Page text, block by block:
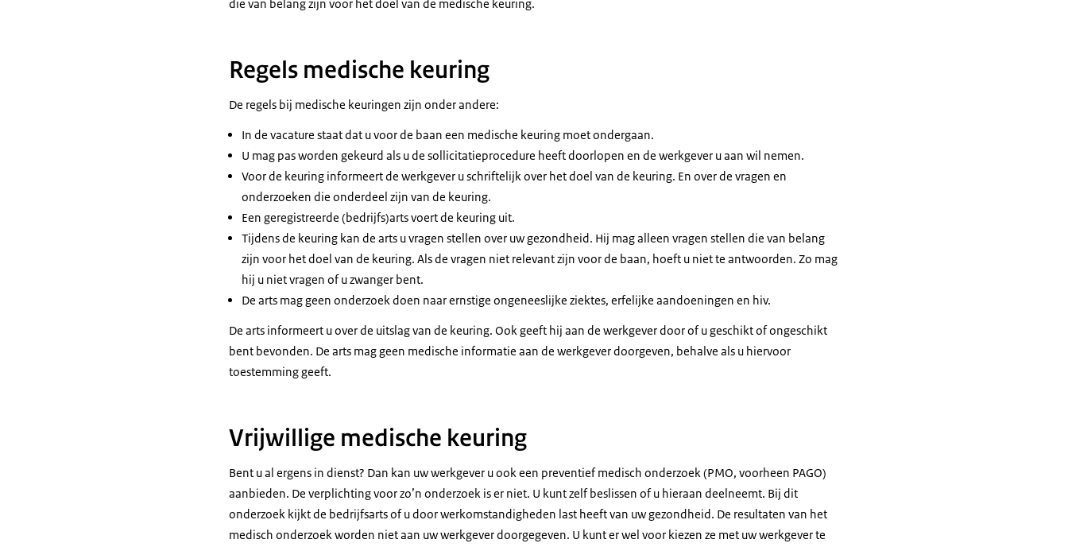
die van belang zijn voor het doel van de medische keuring.
Regels medische keuring
De regels bij medische keuringen zijn onder andere:
In de vacature staat dat u voor de baan een medische keuring moet ondergaan.
U mag pas worden gekeurd als u de sollicitatieprocedure heeft doorlopen en de werkgever u aan wil nemen.
Voor de keuring informeert de werkgever u schriftelijk over het doel van de keuring. En over de vragen en
onderzoeken die onderdeel zijn van de keuring.
Een geregistreerde (bedrijfs)arts voert de keuring uit.
Tijdens de keuring kan de arts u vragen stellen over uw gezondheid. Hij mag alleen vragen stellen die van belang
zijn voor het doel van de keuring. Als de vragen niet relevant zijn voor de baan, hoeft u niet te antwoorden. Zo mag
hij u niet vragen of u zwanger bent.
De arts mag geen onderzoek doen naar ernstige ongeneeslijke ziektes, erfelijke aandoeningen en hiv.
De arts informeert u over de uitslag van de keuring. Ook geeft hij aan de werkgever door of u geschikt of ongeschikt
bent bevonden. De arts mag geen medische informatie aan de werkgever doorgeven, behalve als u hiervoor
toestemming geeft.
Vrijwillige medische keuring
Bent u al ergens in dienst? Dan kan uw werkgever u ook een preventief medisch onderzoek (PMO, voorheen PAGO)
aanbieden. De verplichting voor zo’n onderzoek is er niet. U kunt zelf beslissen of u hieraan deelneemt. Bij dit
onderzoek kijkt de bedrijfsarts of u door werkomstandigheden last heeft van uw gezondheid. De resultaten van het
medisch onderzoek worden niet aan uw werkgever doorgegeven. U kunt er wel voor kiezen ze met uw werkgever te